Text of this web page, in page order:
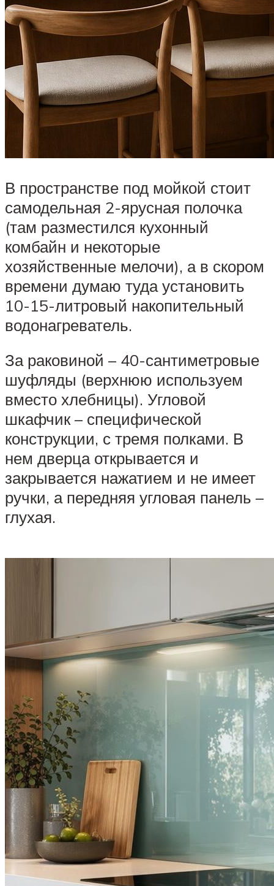
В пространстве под мойкой стоит
самодельная 2-ярусная полочка
(там разместился кухонный
комбайн и некоторые
хозяйственные мелочи), а в скором
времени думаю туда установить
10-15-литровый накопительный
водонагреватель.
За раковиной – 40-сантиметровые
шуфляды (верхнюю используем
вместо хлебницы). Угловой
шкафчик – специфической
конструкции, с тремя полками. В
нем дверца открывается и
закрывается нажатием и не имеет
ручки, а передняя угловая панель –
глухая.